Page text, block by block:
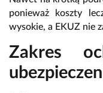
ponieważ koszty
wysokie, a EKUZ nie
Zakres